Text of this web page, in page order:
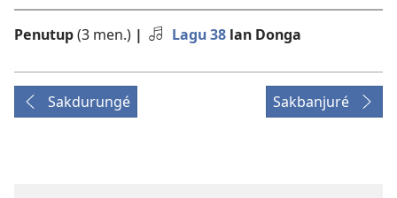
Penutup(3 men.) | Lagu 38 lan Donga
Sakdurungé Sakbanjuré